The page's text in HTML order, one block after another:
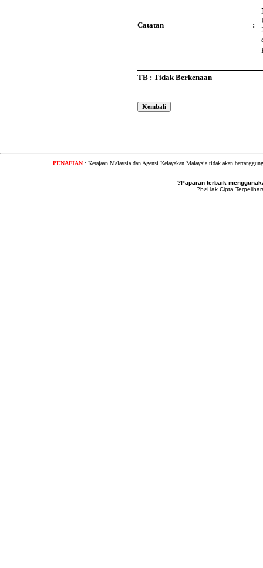
Catatan :
TB : Tidak Berkenaan
PENAFIAN : Kerajaan Malaysia dan Agensi Kelayakan Malaysia tidak akan
?Paparan terbaik
?b>Hak Cipta